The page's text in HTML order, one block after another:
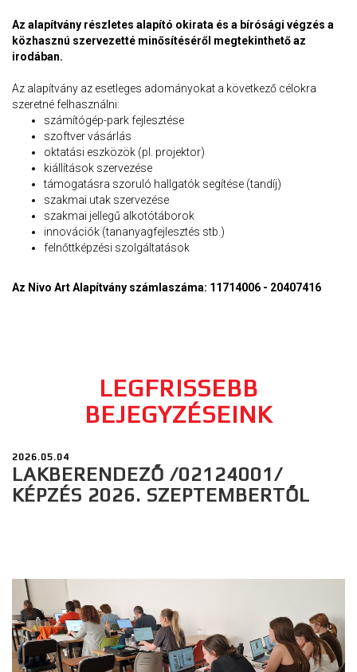
Az alapítvány részletes alapító okirata és a bírósági végzés a
közhasznú szervezetté minősítéséről megtekinthető az
irodában.
Az alapítvány az esetleges adományokat a következő célokra
szeretné felhasználni:
számítógép-park fejlesztése
szoftver vásárlás
oktatási eszközök (pl. projektor)
kiállítások szervezése
támogatásra szoruló hallgatók segítése (tandíj)
szakmai utak szervezése
szakmai jellegű alkotótáborok
innovációk (tananyagfejlesztés stb.)
felnőttképzési szolgáltatások
Az Nivo Art Alapítvány számlaszáma: 11714006 - 20407416
LEGFRISSEBB
BEJEGYZÉSEINK
2026.05.04
LAKBERENDEZŐ /02124001/
KÉPZÉS 2026. SZEPTEMBERTŐL